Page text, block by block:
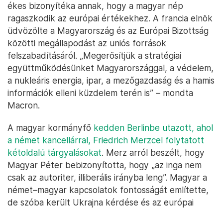
ékes bizonyítéka annak, hogy a magyar nép
ragaszkodik az európai értékekhez. A francia elnök
üdvözölte a Magyarország és az Európai Bizottság
közötti megállapodást az uniós források
felszabadításáról. „Megerősítjük a stratégiai
együttműködésünket Magyarországgal, a védelem,
a nukleáris energia, ipar, a mezőgazdaság és a hamis
információk elleni küzdelem terén is” – mondta
Macron.
A magyar kormányfő kedden Berlinbe utazott, ahol
a német kancellárral, Friedrich Merzcel folytatott
kétoldalú tárgyalásokat. Merz arról beszélt, hogy
Magyar Péter bebizonyította, hogy „az inga nem
csak az autoriter, illiberális irányba leng”. Magyar a
német–magyar kapcsolatok fontosságát említette,
de szóba került Ukrajna kérdése és az európai